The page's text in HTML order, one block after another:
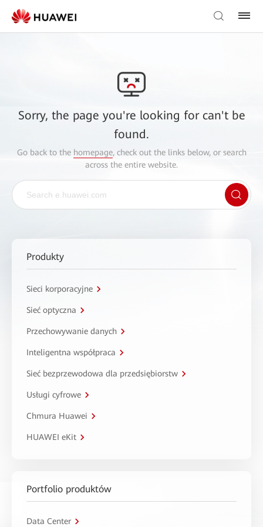
Sorry, the page you're looking for can't be
found.
Go back to the homepage, check out the links below, or search
across the entire website.
Produkty
Sieci korporacyjne
Sieć optyczna
Przechowywanie danych
Inteligentna współpraca
Sieć bezprzewodowa dla przedsiębiorstw
Usługi cyfrowe
Chmura Huawei
HUAWEI eKit
Portfolio produktów
Data Center